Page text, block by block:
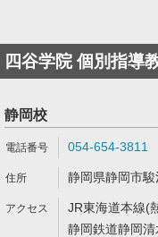
四谷学院 個別指導
静岡校
054-654-3811
静岡県静岡市
JR東海道本線(
静岡鉄道静岡